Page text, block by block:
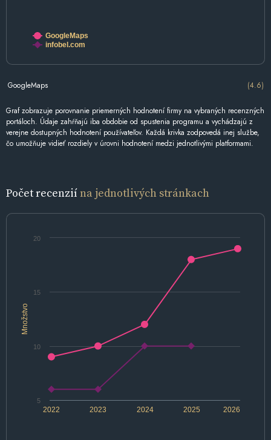
GoogleMaps
infobel.com
GoogleMaps (4.6)
Graf zobrazuje porovnanie priemerných hodnotení firmy na vybraných recenzných
portáloch. Údaje zahŕňajú iba obdobie od spustenia programu a vychádzajú z
verejne dostupných hodnotení používateľov. Každá krivka zodpovedá inej službe,
čo umožňuje vidieť rozdiely v úrovni hodnotení medzi jednotlivými platformami.
Počet recenziína jednotlivých stránkach
Množstvo
2022 2024 2026
2023 2025
10
20
5
15